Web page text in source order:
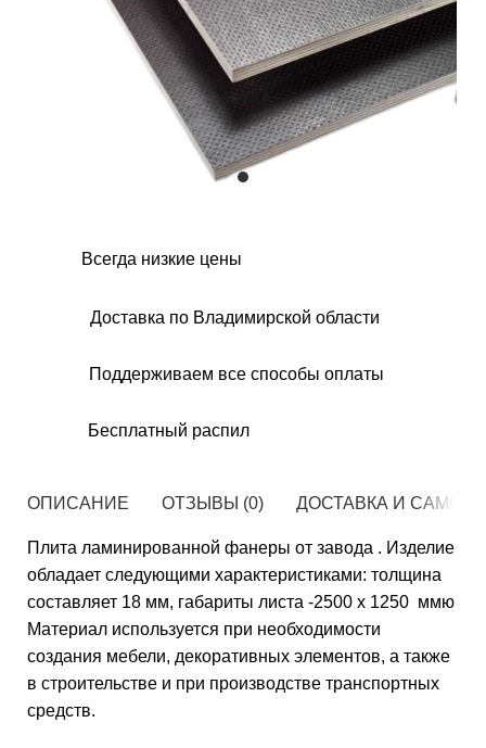
Всегда низкие цены
Доставка по Владимирской области
Поддерживаем все способы оплаты
Бесплатный распил
ОПИСАНИЕ ОТЗЫВЫ (0) ДОСТАВКА И
Плита ламинированной фанеры от завода . Изделие
обладает следующими характеристиками: толщина
составляет 18 мм, габариты листа -2500 х 1250 ммю
Материал используется при необходимости
создания мебели, декоративных элементов, а также
в строительстве и при производстве транспортных
средств.